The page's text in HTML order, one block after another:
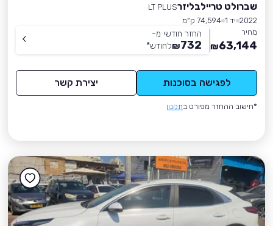
שברולט טריילבליזרLT PLUS
2022 יד 1
74,594 ק״מ
מחיר
63,144
₪
החזר חודשי מ-
732
₪לחודש*
לפגישה בסוכנות יצירת קשר
*חישוב ההחזר מפורט בתקנון